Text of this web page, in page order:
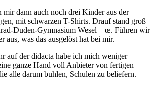
mir dann auch noch drei Kinder aus der
mit schwarzen T-Shirts. Drauf stand groß
Duden-Gymnasium Wesel—œ. Führen wir
aus, was das ausgelöst hat bei mir.
auf der didacta habe ich mich weniger
ganze Hand voll Anbieter von fertigen
alle darum buhlen, Schulen zu beliefern.